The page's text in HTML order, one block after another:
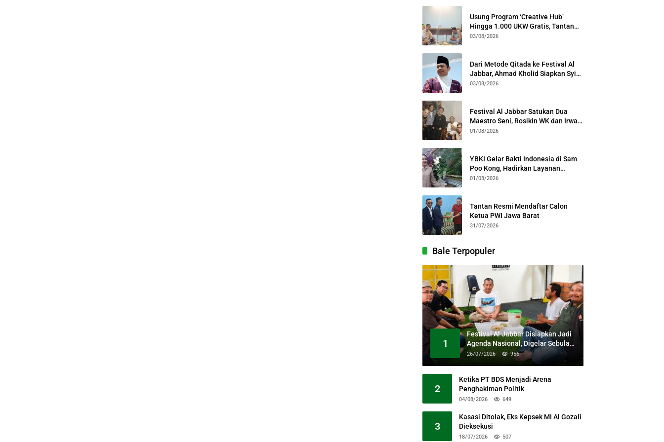
Usung Program ‘Creative Hub’
Hingga 1.000 UKW Gratis, Tantan
Sulthon Paparkan Visi PWI Jabar di
03/08/2026
Dari Metode Qitada ke Festival Al
Jabbar, Ahmad Kholid Siapkan Syiar
Al-Qur’an Lewat Nada
03/08/2026
Festival Al Jabbar Satukan Dua
Maestro Seni, Rosikin WK dan Irwan
Guntari Garap Pertunjukan Kolosal
01/08/2026
YBKI Gelar Bakti Indonesia di Sam
Poo Kong, Hadirkan Layanan
Kesehatan Gratis dan Dialog
01/08/2026
Tantan Resmi Mendaftar Calon
Ketua PWI Jawa Barat
31/07/2026
Bale Terpopuler
1
Festival Al Jabbar Disiapkan Jadi
Agenda Nasional, Digelar Sebulan
Penuh di Kawasan Masjid Raya Al
26/07/2026 956
2
Ketika PT BDS Menjadi Arena
Penghakiman Politik
04/08/2026 649
3
Kasasi Ditolak, Eks Kepsek MI Al Gozali
Dieksekusi
18/07/2026 507